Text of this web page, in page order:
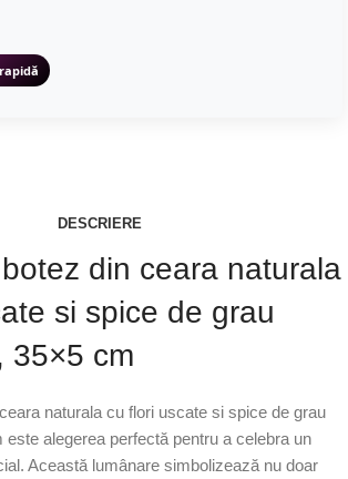
DESCRIERE
din ceara naturala
si spice de grau
35×5 cm
naturala cu flori uscate si spice de grau
alegerea perfectă pentru a celebra un
Această lumânare simbolizează nu doar